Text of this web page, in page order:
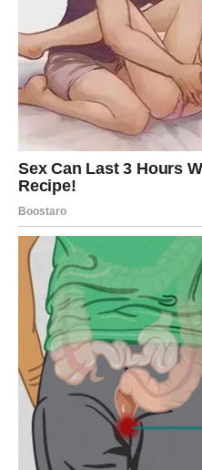
i sudbinski susreti su na
osobi s kojom niste mogli
može promeniti.
Jedna poruka, iskren
potpuno preokrenuti
kažete ono što osećate bez
iskrenost će vas zbližiti više
STRELAC –
DALJINU
Za Strelčeve, dan donosi
Ako ste u vezi na distanci,
se. Ako ste slobodni, neko
može se javiti i započeti
Sudbina vas danas testira
iskrenošću. Ne potiskujte